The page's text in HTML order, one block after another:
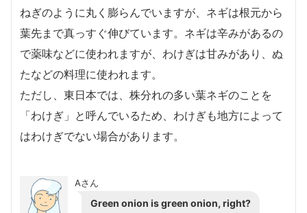
ねぎのように丸く膨らんでいますが、ネギは根元から
葉先まで真っすぐ伸びています。ネギは辛みがあるの
で薬味などに使われますが、わけぎは甘みがあり、ぬ
たなどの料理に使われます。
ただし、東日本では、株分れの多い葉ネギのことを
「わけぎ」と呼んでいるため、わけぎも地方によって
はわけぎでない場合があります。
Aさん
Green onion is green onion, right?